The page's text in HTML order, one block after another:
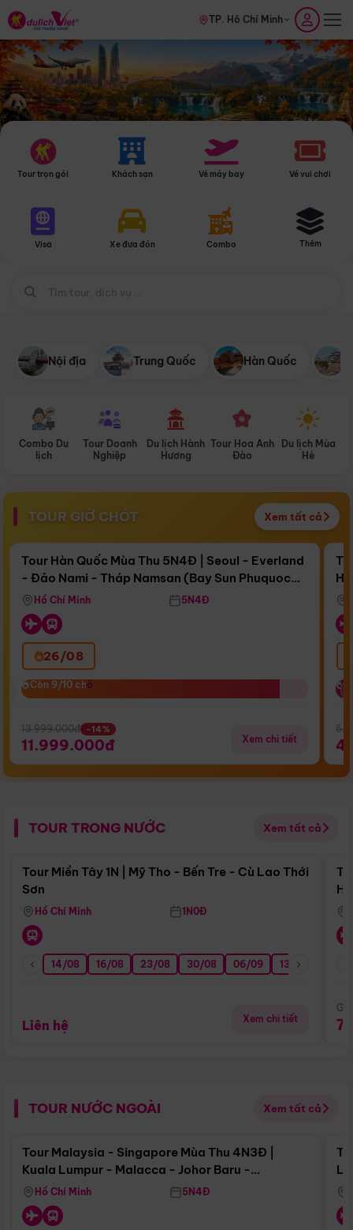
TP. Hồ Chí Minh
Tour trọn gói Khách sạn Vé máy bay Vé vui chơi
Visa Xe đưa đón Combo Thêm
Nội địa Trung Quốc Hàn Quốc
Combo Du
lịch
Tour Doanh
Nghiệp
Du lịch Hành
Hương
Tour Hoa Anh
Đào
Du lịch Mùa
Hè
TOUR GIỜ CHÓT Xem tất cả
Còn17 ngày 15:00:40
Bay Sun Phuquoc Airways
Điểm nổi bật
Tour Hàn Quốc Mùa Thu 5N4Đ | Seoul - Everland
- Đảo Nami - Tháp Namsan (Bay Sun Phuquoc
Airways)
Hồ Chí Minh 5N4Đ
26/08
Còn 9/10 chỗ
Còn 9/10 chỗ
13.999.000đ -14%
11.999.000đ Xem chi tiết
TOUR TRONG NƯỚC Xem tất cả
Điểm nổi bật
Tour Miền Tây 1N | Mỹ Tho - Bến Tre - Cù Lao Thới
Sơn
Hồ Chí Minh 1N0Đ
14/08 16/08 23/08 30/08 06/09 13/09
Liên hệ Xem chi tiết
TOUR NƯỚC NGOÀI Xem tất cả
Điểm nổi bật
Tour Malaysia - Singapore Mùa Thu 4N3Đ |
Kuala Lumpur - Malacca - Johor Baru -
Singapore
Hồ Chí Minh 5N4Đ